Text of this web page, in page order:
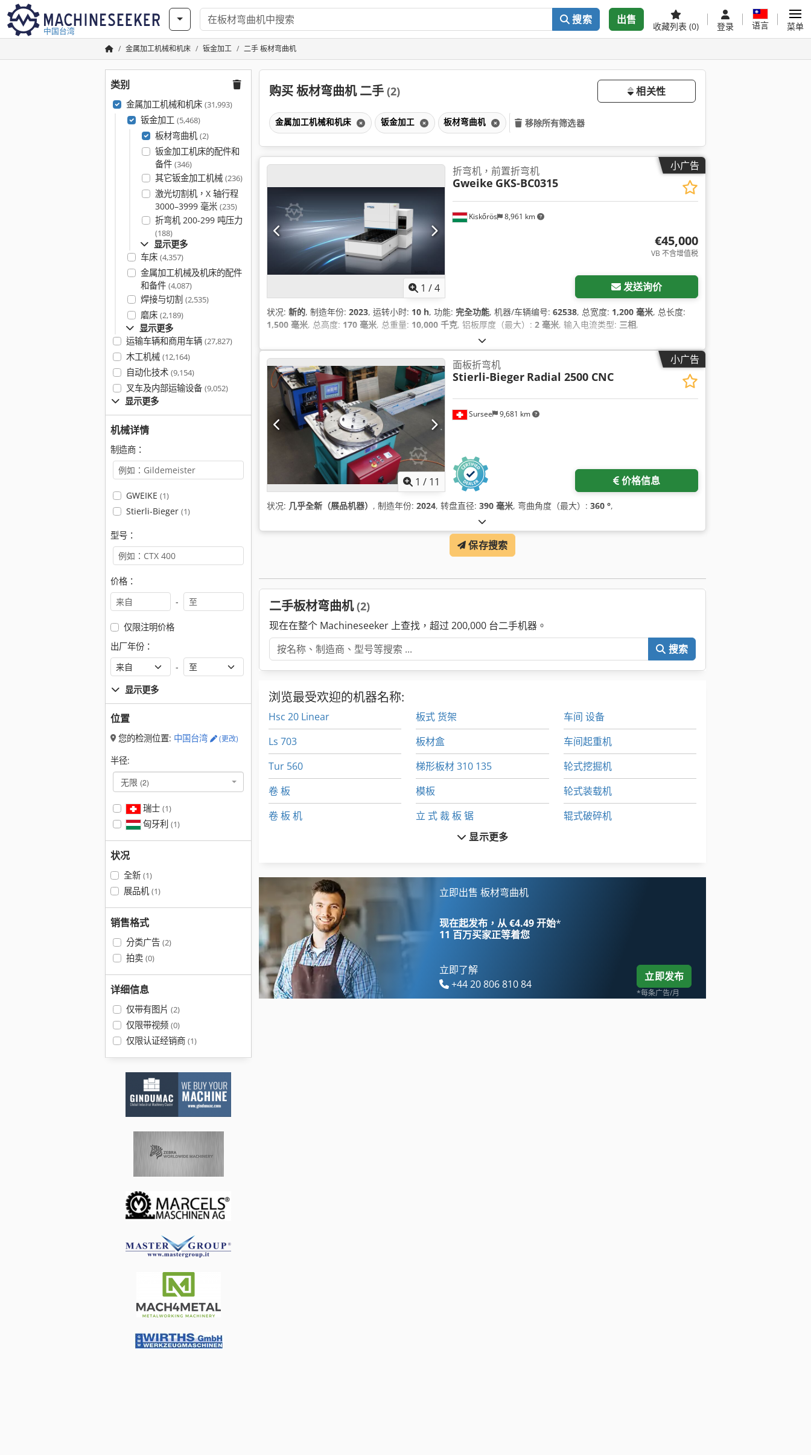
中国台湾
搜索 出售
收藏列表 (0) 登录 语言 菜单
金属加工机械和机床 钣金加工 二手 板材弯曲机
类别
金属加工机械和机床 (31,993)
钣金加工 (5,468)
板材弯曲机 (2)
钣金加工机床的配件和
备件 (346)
其它钣金加工机械 (236)
激光切割机，X 轴行程
3000–3999 毫米 (235)
折弯机 200-299 吨压力
(188)
显示更多
车床 (4,357)
金属加工机械及机床的配件
和备件 (4,087)
焊接与切割 (2,535)
磨床 (2,189)
显示更多
运输车辆和商用车辆 (27,827)
木工机械 (12,164)
自动化技术 (9,154)
叉车及内部运输设备 (9,052)
显示更多
机械详情
制造商：
GWEIKE (1)
Stierli-Bieger (1)
型号：
价格：
-
仅限注明价格
出厂年份：
-
显示更多
位置
您的检测位置: 中国台湾 (更改)
半径:
无限 (2)
瑞士 (1)
匈牙利 (1)
状况
全新 (1)
展品机 (1)
销售格式
分类广告 (2)
拍卖 (0)
详细信息
仅带有图片 (2)
仅限带视频 (0)
仅限认证经销商 (1)
购买 板材弯曲机 二手 (2) 相关性
金属加工机械和机床 钣金加工 板材弯曲机 移除所有筛选器
小广告
1 /4
Kiskőrös 8,961 km
折弯机，前置折弯机
Gweike GKS-BC0315
€45,000
VB 不含增值税
发送询价
状况: 新的, 制造年份: 2023, 运转小时: 10 h, 功能: 完全功能, 机器/车辆编号: 62538, 总宽度: 1,200 毫米, 总长度:
1,500 毫米, 总高度: 170 毫米, 总重量: 10,000 千克, 铝板厚度（最大）: 2 毫米, 输入电流类型: 三相,
小广告
1 / 11
Sursee 9,681 km
面板折弯机
Stierli-Bieger Radial 2500 CNC
价格信息
状况: 几乎全新（展品机器） , 制造年份: 2024, 转盘直径: 390 毫米, 弯曲角度（最大）: 360 °,
保存搜索
二手板材弯曲机(2)
现在在整个 Machineseeker 上查找，超过 200,000 台二手机器。
搜索
浏览最受欢迎的机器名称:
Hsc 20 Linear
Ls 703
Tur 560
卷 板
卷 板 机
板剪
板式 货架
板材盒
梯形板材 310 135
模板
立 式 裁 板 锯
车载 平台
车间 设备
车间起重机
轮式挖掘机
轮式装载机
辊式破碎机
显示更多
立即出售 板材弯曲机
现在起发布，从 €4.49 开始*
11 百万买家正等着您
立即了解
+44 20 806 810 84
立即发布
*每条广告/月